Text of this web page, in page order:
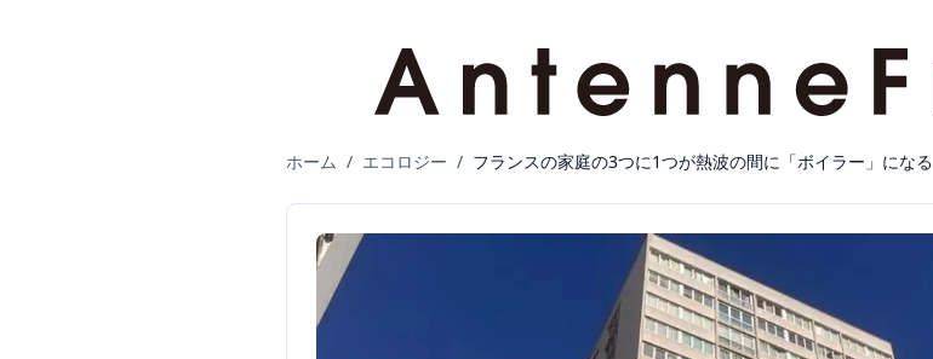
ホーム / エコロジー / フランスの家庭の3つに1つが熱波の間に「ボイラー」になる